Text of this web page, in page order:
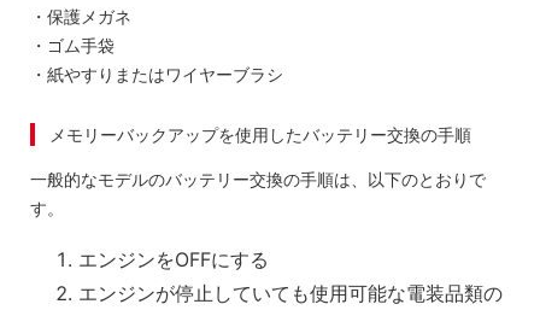
・保護メガネ
・ゴム手袋
・紙やすりまたはワイヤーブラシ
メモリーバックアップを使用したバッテリー交換の手順
一般的なモデルのバッテリー交換の手順は、以下のとおりで
す。
エンジンをOFFにする
エンジンが停止していても使用可能な電装品類の